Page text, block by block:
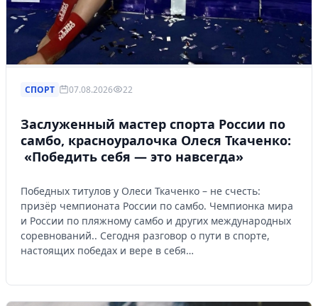
СПОРТ 07.08.2026 22
Заслуженный мастер спорта России по
самбо, красноуралочка Олеся Ткаченко:
«Победить себя — это навсегда»
Победных титулов у Олеси Ткаченко – не счесть:
призёр чемпионата России по самбо. Чемпионка мира
и России по пляжному самбо и других международных
соревнований.. Сегодня разговор о пути в спорте,
настоящих победах и вере в себя…